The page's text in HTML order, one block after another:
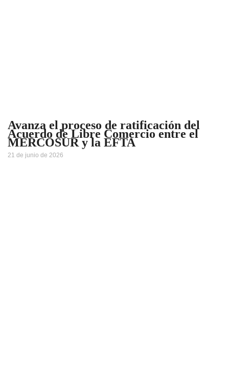
Avanza el proceso de ratificación del
Acuerdo de Libre Comercio entre el
MERCOSUR y la EFTA
21 de junio de 2026